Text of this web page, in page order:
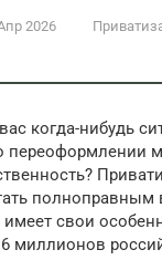
2026
когда-нибудь
переоформлении
полноправным
имеет свои
6 миллионов